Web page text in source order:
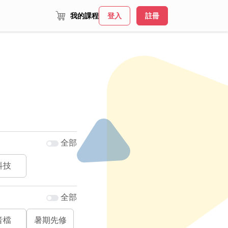
我的課程 登入 註冊
全部
技
全部
檔
暑期先修